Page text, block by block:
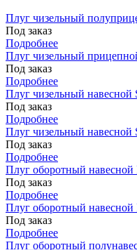
Плуг чизельный
Под заказ
Подробнее
Плуг чизельный
Под заказ
Подробнее
Плуг чизельный
Под заказ
Подробнее
Плуг чизельный
Под заказ
Подробнее
Плуг оборотный
Под заказ
Подробнее
Плуг оборотный
Под заказ
Подробнее
Плуг оборотный